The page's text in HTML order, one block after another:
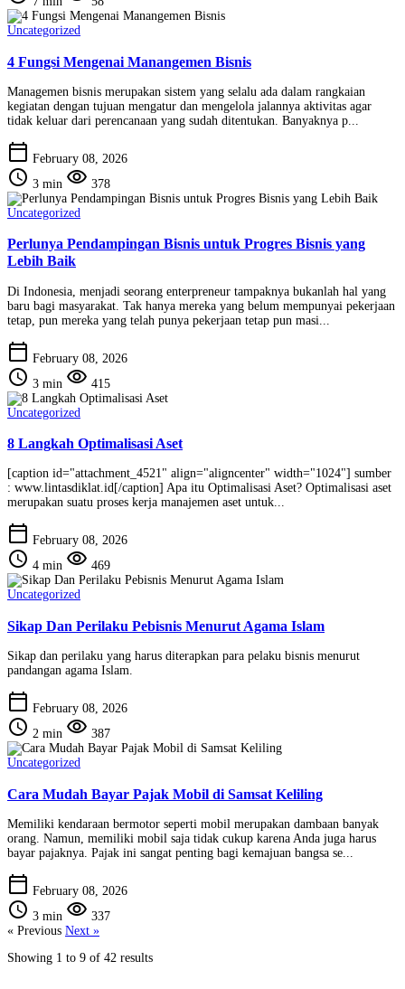
Uncategorized
4 Fungsi Mengenai Manangemen Bisnis
Managemen bisnis merupakan sistem yang selalu ada dalam rangkaian
kegiatan dengan tujuan mengatur dan mengelola jalannya aktivitas agar
tidak keluar dari perencanaan yang sudah ditentukan. Banyaknya p...
calendar_today February 08, 2026
schedule 3 min visibility 378
Uncategorized
Perlunya Pendampingan Bisnis untuk Progres Bisnis yang
Lebih Baik
Di Indonesia, menjadi seorang enterpreneur tampaknya bukanlah hal yang
baru bagi masyarakat. Tak hanya mereka yang belum mempunyai pekerjaan
tetap, pun mereka yang telah punya pekerjaan tetap pun masi...
calendar_today February 08, 2026
schedule 3 min visibility 415
Uncategorized
8 Langkah Optimalisasi Aset
[caption id="attachment_4521" align="aligncenter" width="1024"] sumber
: www.lintasdiklat.id[/caption] Apa itu Optimalisasi Aset? Optimalisasi aset
merupakan suatu proses kerja manajemen aset untuk...
calendar_today February 08, 2026
schedule 4 min visibility 469
Uncategorized
Sikap Dan Perilaku Pebisnis Menurut Agama Islam
Sikap dan perilaku yang harus diterapkan para pelaku bisnis menurut
pandangan agama Islam.
calendar_today February 08, 2026
schedule 2 min visibility 387
Uncategorized
Cara Mudah Bayar Pajak Mobil di Samsat Keliling
Memiliki kendaraan bermotor seperti mobil merupakan dambaan banyak
orang. Namun, memiliki mobil saja tidak cukup karena Anda juga harus
bayar pajaknya. Pajak ini sangat penting bagi kemajuan bangsa se...
calendar_today February 08, 2026
schedule 3 min visibility 337
« Previous Next »
Showing 1 to 9 of 42 results